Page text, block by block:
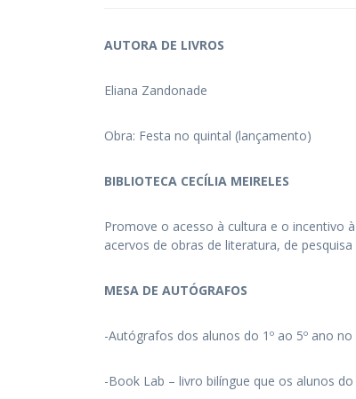
AUTORA DE LIVROS
Eliana Zandonade
Obra: Festa no quintal (lançamento)
BIBLIOTECA CECÍLIA MEIRELES
Promove o acesso à cultura e o incentivo
acervos de obras de literatura, de
MESA DE AUTÓGRAFOS
-Autógrafos dos alunos do 1º ao 5º ano
-Book Lab – livro bilíngue que os alunos